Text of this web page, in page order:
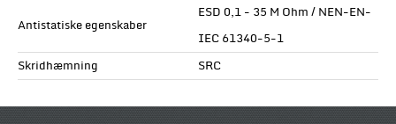
Antistatiske egenskaber
ESD 0,1 - 35 M Ohm / NEN-EN-
IEC 61340-5-1
Skridhæmning
SRC